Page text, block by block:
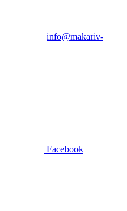
info@makariv-
Facebook